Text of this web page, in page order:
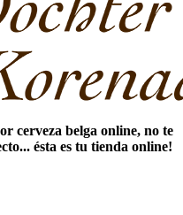
cerveza belga online​, no te
ésta es tu tienda online!